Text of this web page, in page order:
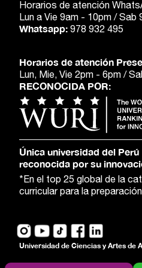
Horarios de atención
Lun a Vie 9am - 10pm / Sab
Whatsapp: 978 932 495
Horarios de atención
Lun, Mie, Vie 2pm - 6pm /
RECONOCIDA POR:
Única universidad del Perú
reconocida por su
*En el top 25 global de la
curricular para la
Universidad de Ciencias y Artes de